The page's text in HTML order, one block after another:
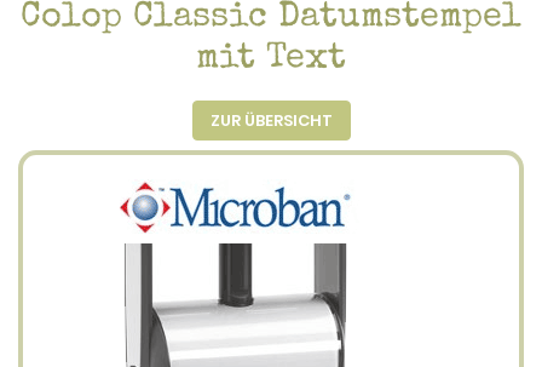
Colop Classic Datumstempel
mit Text
ZUR ÜBERSICHT